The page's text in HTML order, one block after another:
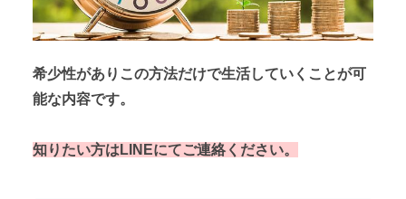
希少性がありこの方法だけで生活していくことが可
能な内容です。
知りたい方はLINEにてご連絡ください。